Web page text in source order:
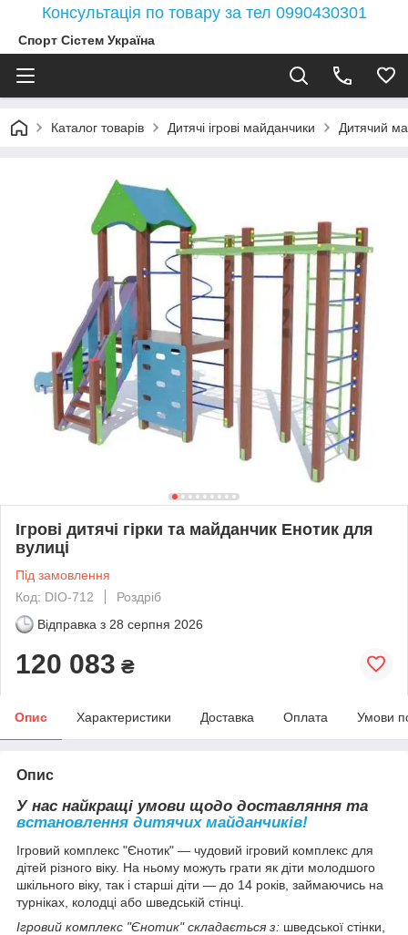
Консультація по товару за тел 0990430301
Спорт Сістем Україна
Каталог товарів Дитячі ігрові майданчики Дитячий
Ігрові дитячі гірки та майданчик Енотик для
вулиці
Під замовлення
Код: DIO-712
Роздріб
Відправка з 28 серпня 2026
120 083 ₴
Опис Характеристики Доставка Оплата Умови
Опис
У нас найкращі умови щодо доставляння та
встановлення дитячих майданчиків!
Ігровий комплекс "Єнотик" — чудовий ігровий комплекс для
дітей різного віку. На ньому можуть грати як діти молодшого
шкільного віку, так і старші діти — до 14 років, займаючись на
турніках, колодці або шведській стінці.
Ігровий комплекс "Єнотик" складається з: шведської стінки,